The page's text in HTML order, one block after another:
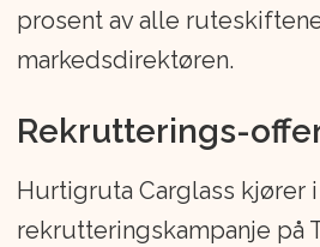
prosent av alle
markedsdirektøren.
Rekrutterings-
Hurtigruta Carglass kjører
rekrutteringskampanje på